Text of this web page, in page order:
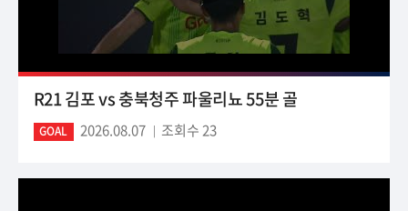
R21 김포 vs 충북청주 파울리뇨 55분 골
GOAL 2026.08.07 조회수 23